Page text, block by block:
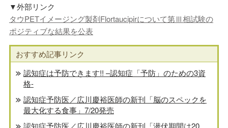
▼外部リンク
タウPETイメージング製剤Flortaucipirについて第Ⅲ相試験の
ポジティブな結果を公表
おすすめ記事リンク
認知症は予防できます!! –認知症「予防」のための3資
格-
認知症予防医／広川慶裕医師の新刊「脳のスペックを
最大化する食事」7/20発売
認知症予防医／広川慶裕医師の新刊「潜伏期間は20